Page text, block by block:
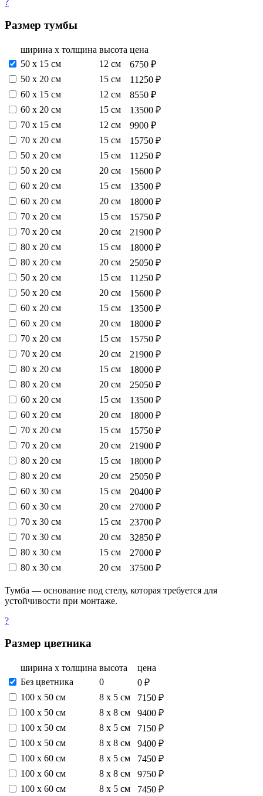
?
Размер тумбы
ширина х толщина высота цена
50 х 15 см
12 см
6750 ₽
50 х 20 см
15 см
11250 ₽
60 х 15 см
12 см
8550 ₽
60 х 20 см
15 см
13500 ₽
70 х 15 см
12 см
9900 ₽
70 х 20 см
15 см
15750 ₽
50 х 20 см
15 см
11250 ₽
50 х 20 см
20 см
15600 ₽
60 х 20 см
15 см
13500 ₽
60 х 20 см
20 см
18000 ₽
70 х 20 см
15 см
15750 ₽
70 х 20 см
20 см
21900 ₽
80 х 20 см
15 см
18000 ₽
80 х 20 см
20 см
25050 ₽
50 х 20 см
15 см
11250 ₽
50 х 20 см
20 см
15600 ₽
60 х 20 см
15 см
13500 ₽
60 х 20 см
20 см
18000 ₽
70 х 20 см
15 см
15750 ₽
70 х 20 см
20 см
21900 ₽
80 х 20 см
15 см
18000 ₽
80 х 20 см
20 см
25050 ₽
60 х 20 см
15 см
13500 ₽
60 х 20 см
20 см
18000 ₽
70 х 20 см
15 см
15750 ₽
70 х 20 см
20 см
21900 ₽
80 х 20 см
15 см
18000 ₽
80 х 20 см
20 см
25050 ₽
60 х 30 см
15 см
20400 ₽
60 х 30 см
20 см
27000 ₽
70 х 30 см
15 см
23700 ₽
70 х 30 см
20 см
32850 ₽
80 х 30 см
15 см
27000 ₽
80 х 30 см
20 см 37500 ₽
Тумба — основание под стелу, которая требуется для
устойчивости при монтаже.
?
Размер цветника
ширина х толщина высота
цена
Без цветника
0
0 ₽
100 х 50 см
8 х 5 см
7150 ₽
100 х 50 см
8 х 8 см
9400 ₽
100 х 50 см
8 х 5 см
7150 ₽
100 х 50 см
8 х 8 см
9400 ₽
100 х 60 см
8 х 5 см
7450 ₽
100 х 60 см
8 х 8 см
9750 ₽
100 х 60 см
8 х 5 см
7450 ₽